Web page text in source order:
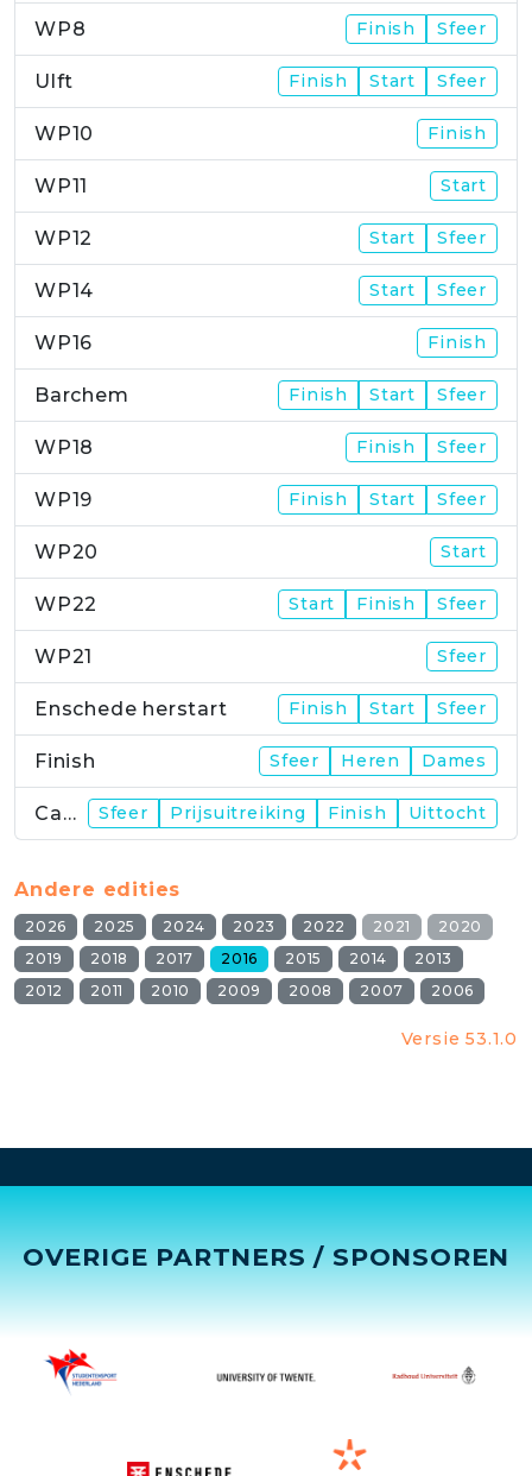
WP8 Finish Sfeer
Ulft Finish Start Sfeer
WP10 Finish
WP11 Start
WP12 Start Sfeer
WP14 Start Sfeer
WP16 Finish
Barchem Finish Start Sfeer
WP18 Finish Sfeer
WP19 Finish Start Sfeer
WP20 Start
WP22 Start Finish Sfeer
WP21 Sfeer
Enschede herstart Finish Start Sfeer
Finish Sfeer Heren Dames
Campus Sfeer Prijsuitreiking Finish Uittocht
Andere edities
2026 2025 2024 2023 2022 2021
2020
2019
2018 2017 2016 2015 2014
2013
2012
2011 2010 2009 2008 2007 2006
Versie 53.1.0
OVERIGE PARTNERS / SPONSOREN